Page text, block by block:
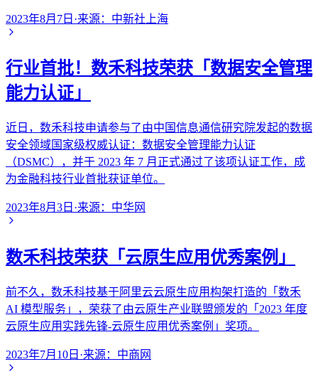
2023年8月7日 ·来源： 中新社上海
行业首批！数禾科技荣获「数据安全管理
能力认证」
近日，数禾科技申请参与了由中国信息通信研究院发起的数据
安全领域国家级权威认证：数据安全管理能力认证
（DSMC），并于 2023 年 7 月正式通过了该项认证工作，成
为金融科技行业首批获证单位。
2023年8月3日 ·来源： 中华网
数禾科技荣获「云原生应用优秀案例」
前不久，数禾科技基于阿里云云原生应用构架打造的「数禾
AI 模型服务」，荣获了由云原生产业联盟颁发的「2023 年度
云原生应用实践先锋-云原生应用优秀案例」奖项。
2023年7月10日 ·来源： 中商网